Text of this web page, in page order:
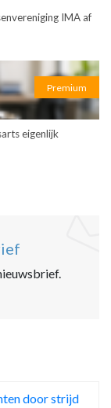
IMA af
Premium
eigenlijk
door strijd